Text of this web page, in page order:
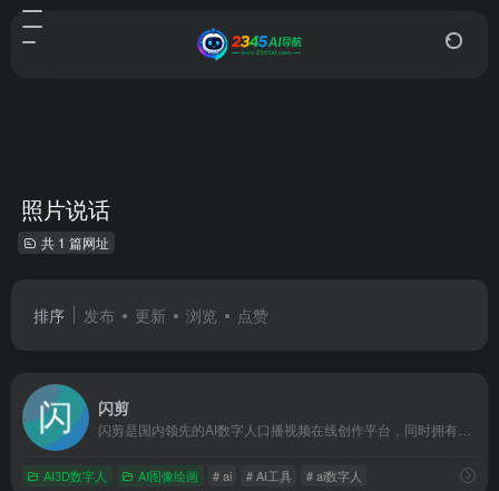
照片说话
共 1 篇网址
排序 发布 更新 浏览 点赞
闪剪
AI3D数字人 AI图像绘画 # ai # AI工具 # ai数字人